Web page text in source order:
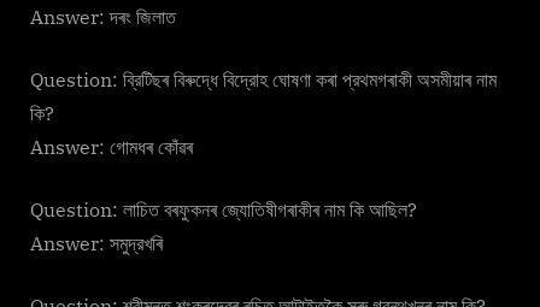
Answer: দৰং জিলাত
Question: ব্রিটিছৰ বিৰুদ্ধে বিদ্রোহ ঘােষণা কৰা প্রথমগৰাকী অসমীয়াৰ নাম
কি?
Answer: গােমধৰ কোঁৱৰ
Question: লাচিত বৰফুকনৰ জ্যোতিষীগৰাকীৰ নাম কি আছিল?
Answer: সমুদ্রখৰি